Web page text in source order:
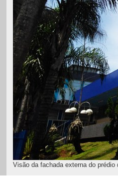
Visão da fachada externa do prédio